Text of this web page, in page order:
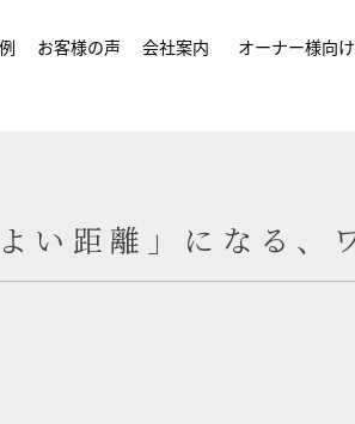
お客様の声 会社案内 オーナー様向け
い距離」になる、